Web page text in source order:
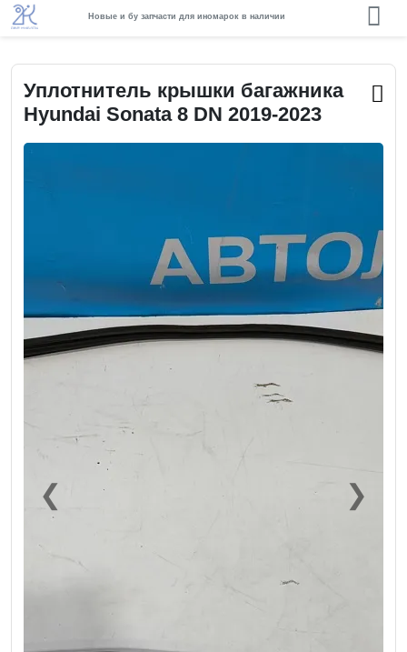
Новые и бу запчасти для иномарок в наличии
Уплотнитель крышки багажника
Hyundai Sonata 8 DN 2019-2023
❮Previous ❯Next